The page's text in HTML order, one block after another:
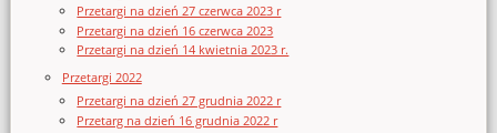
Przetargi na dzień 27 czerwca 2023 r
Przetargi na dzień 16 czerwca 2023
Przetargi na dzień 14 kwietnia 2023 r.
Przetargi 2022
Przetargi na dzień 27 grudnia 2022 r
Przetarg na dzień 16 grudnia 2022 r